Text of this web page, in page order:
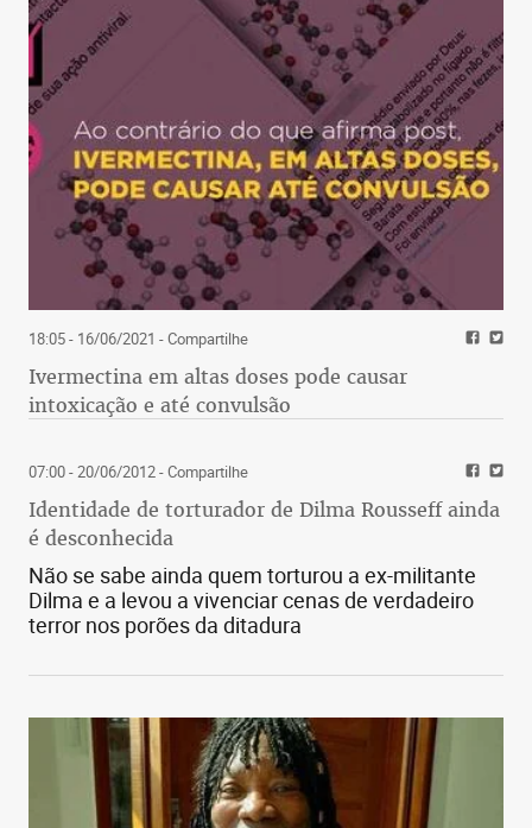
18:05 - 16/06/2021 - Compartilhe
Ivermectina em altas doses pode causar
intoxicação e até convulsão
07:00 - 20/06/2012- Compartilhe
Identidade de torturador de Dilma Rousseff ainda
é desconhecida
Não se sabe ainda quem torturou a ex-militante
Dilma e a levou a vivenciar cenas de verdadeiro
terror nos porões da ditadura